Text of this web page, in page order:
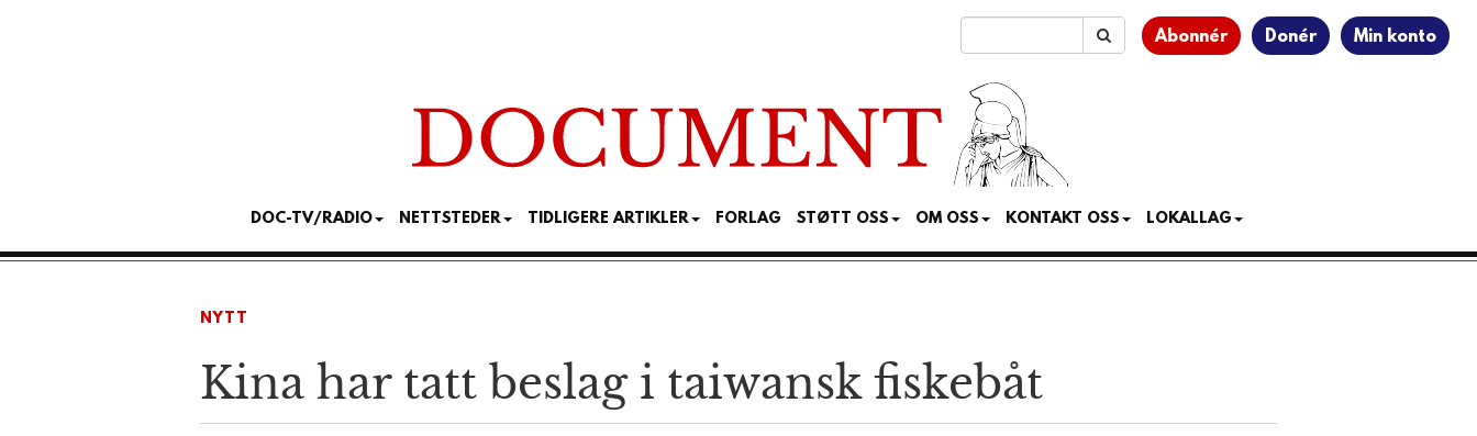
Abonnér Donér Min konto
DOC-TV/RADIO NETTSTEDER TIDLIGERE ARTIKLER FORLAG STØTT OSS OM OSS KONTAKT OSS LOKALLAG
NYTT
Kina har tatt beslag i taiwansk fiskebåt